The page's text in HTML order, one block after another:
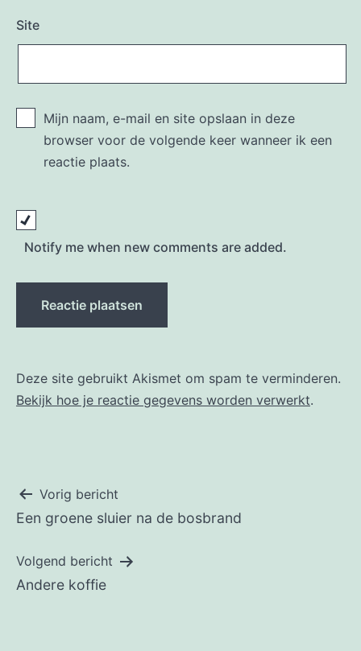
Site
Mijn naam, e-mail en site opslaan in deze
browser voor de volgende keer wanneer ik een
reactie plaats.
Notify me when new comments are added.
Deze site gebruikt Akismet om spam te verminderen.
Bekijk hoe je reactie gegevens worden verwerkt.
Bericht
navigatie
Vorig bericht
Een groene sluier na de bosbrand
Volgend bericht
Andere koffie